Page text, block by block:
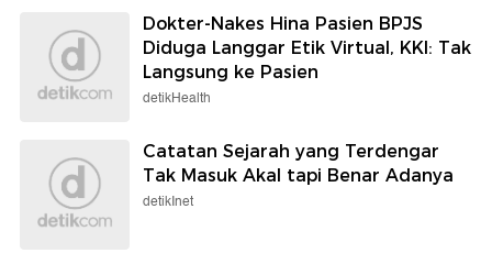
Dokter-Nakes Hina Pasien BPJS
Diduga Langgar Etik Virtual, KKI: Tak
Langsung ke Pasien
detikHealth
Catatan Sejarah yang Terdengar
Tak Masuk Akal tapi Benar Adanya
detikInet